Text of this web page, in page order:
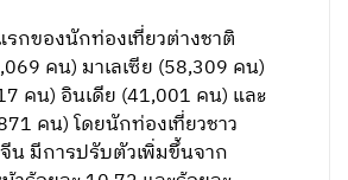
กของนักท่องเที่ยวต่างชาติ
คน) มาเลเซีย (58,309 คน)
คน) อินเดีย (41,001 คน) และ
คน) โดยนักท่องเที่ยวชาว
น มีการปรับตัวเพิ่มขึ้นจาก